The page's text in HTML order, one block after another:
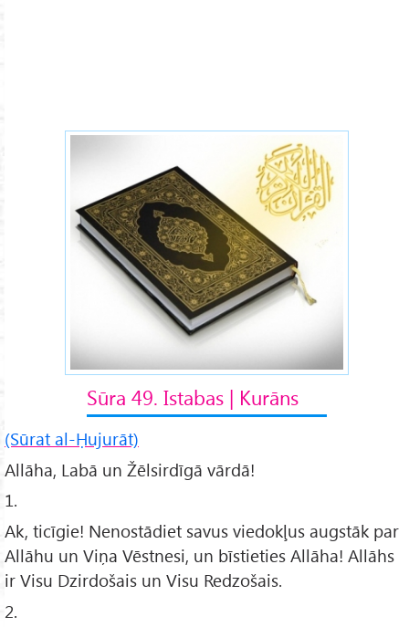
Sūra 49. Istabas | Kurāns
(Sūrat al-Ḥujurāt)
Allāha, Labā un Žēlsirdīgā vārdā!
1.
Ak, ticīgie! Nenostādiet savus viedokļus augstāk par
Allāhu un Viņa Vēstnesi, un bīstieties Allāha! Allāhs
ir Visu Dzirdošais un Visu Redzošais.
2.